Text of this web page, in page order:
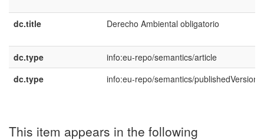
dc.title Derecho Ambiental obligatorio
dc.type
info:eu-repo/semantics/article
dc.type
info:eu-repo/semantics/publishedVersion
This item appears in the following